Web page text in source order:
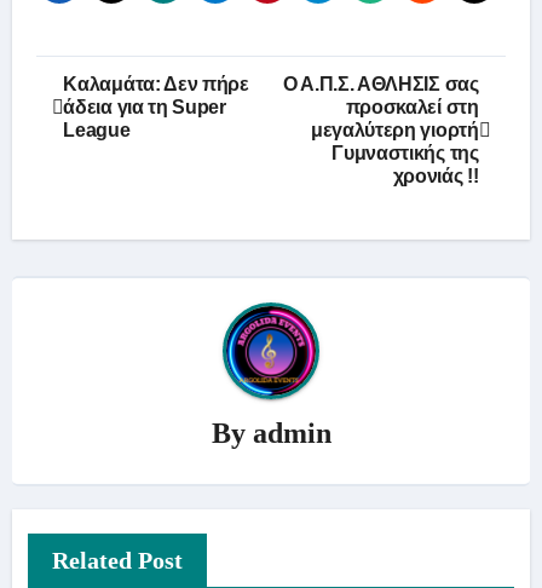
Πλοήγηση
άρθρων
Καλαμάτα: Δεν πήρε
άδεια για τη Super
League
Ο Α.Π.Σ. ΑΘΛΗΣΙΣ σας
προσκαλεί στη
μεγαλύτερη γιορτή
Γυμναστικής της
χρονιάς !!
By admin
Related Post